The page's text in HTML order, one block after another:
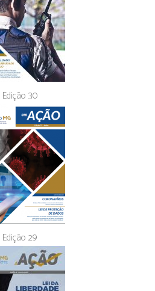
Edição 30
Edição 29